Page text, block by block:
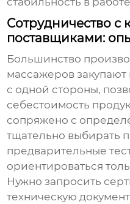
Сотрудничество с
поставщиками:
Большинство
массажеров
с одной стороны,
себестоимость
сопряжено с
тщательно выбирать
предварительные
ориентироваться
Нужно запросить
техническую